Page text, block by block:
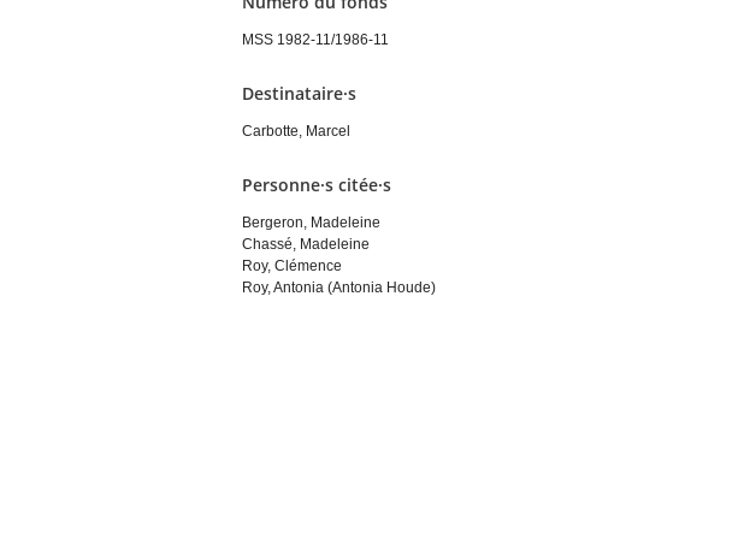
MSS 1982-11/1986-11
Destinataire·s
Carbotte, Marcel
Personne·s citée·s
Bergeron, Madeleine
Chassé, Madeleine
Roy, Clémence
Roy, Antonia (Antonia Houde)